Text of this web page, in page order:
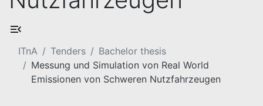
ITnA Tenders
Bachelor thesis
Messung und Simulation von Real World
Emissionen von Schweren Nutzfahrzeugen